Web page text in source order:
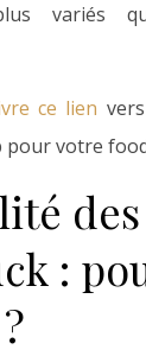
variés
ce lien
pour votre
: